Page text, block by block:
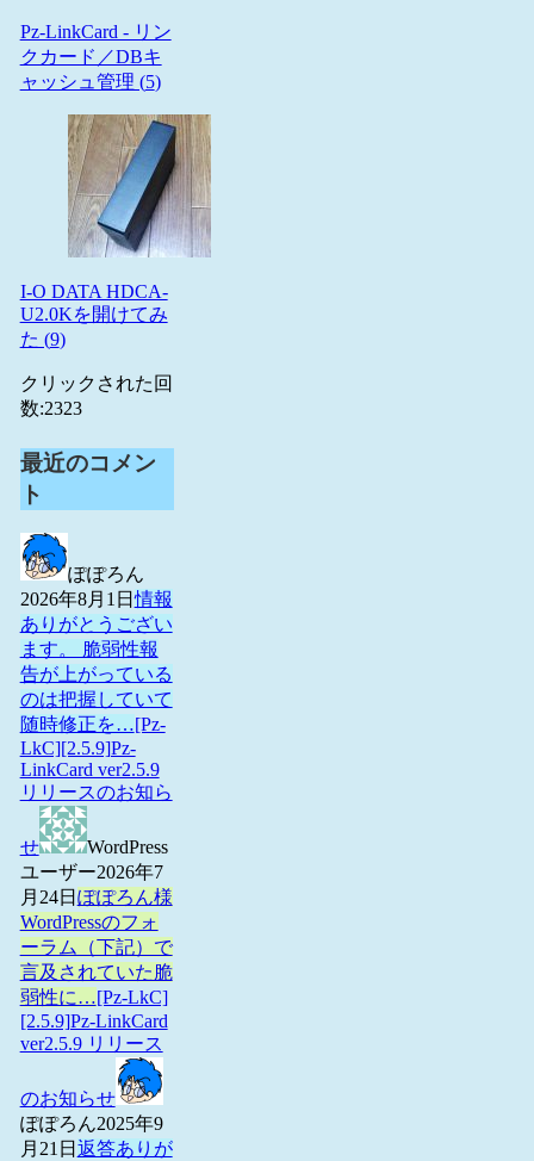
Pz-LinkCard - リン
クカード／DBキ
ャッシュ管理 (5)
I-O DATA HDCA-
U2.0Kを開けてみ
た (9)
クリックされた回
数:2323
最近のコメン
ト
ぽぽろん
2026年8月1日情報
ありがとうござい
ます。 脆弱性報
告が上がっている
のは把握していて
随時修正を…[Pz-
LkC][2.5.9]Pz-
LinkCard ver2.5.9
リリースのお知ら
せ
WordPress
ユーザー2026年7
月24日 ぽぽろん様
WordPressのフォ
ーラム（下記）で
言及されていた脆
弱性に…[Pz-LkC]
[2.5.9]Pz-LinkCard
ver2.5.9 リリース
のお知らせ
ぽぽろん2025年9
月21日 返答ありが